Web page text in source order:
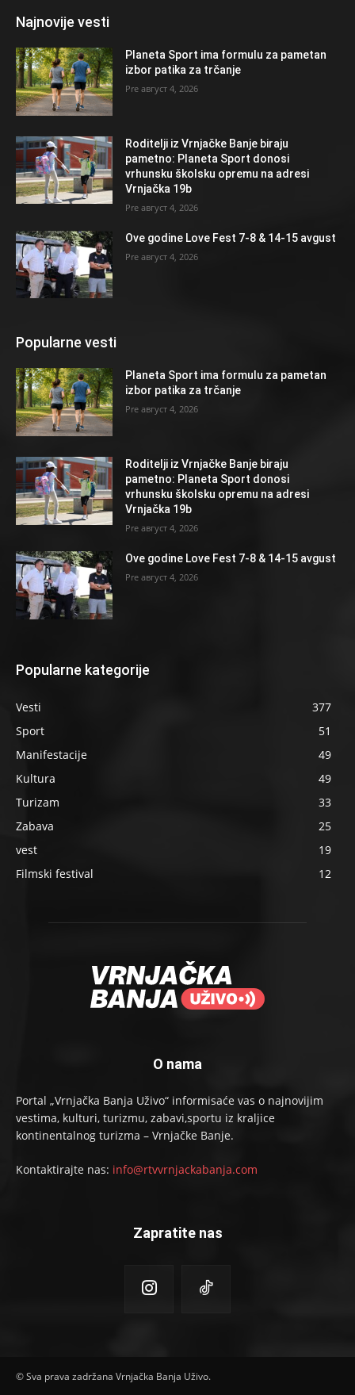
Najnovije vesti
Planeta Sport ima formulu za pametan
izbor patika za trčanje
август 4, 2026
Roditelji iz Vrnjačke Banje biraju
pametno: Planeta Sport donosi
vrhunsku školsku opremu na adresi
Vrnjačka 19b
август 4, 2026
Ove godine Love Fest 7-8 & 14-15 avgust
август 4, 2026
Popularne vesti
Planeta Sport ima formulu za pametan
izbor patika za trčanje
август 4, 2026
Roditelji iz Vrnjačke Banje biraju
pametno: Planeta Sport donosi
vrhunsku školsku opremu na adresi
Vrnjačka 19b
август 4, 2026
Ove godine Love Fest 7-8 & 14-15 avgust
август 4, 2026
Popularne kategorije
Vesti
377
Sport
51
Manifestacije
49
Kultura
49
Turizam
33
Zabava
25
vest
19
Filmski festival
12
O nama
Portal „Vrnjačka Banja Uživo“ informisaće vas o najnovijim
vestima, kulturi, turizmu, zabavi,sportu iz kraljice
kontinentalnog turizma – Vrnjačke Banje.
Kontaktirajte nas: info@rtvvrnjackabanja.com
Zapratite nas
© Sva prava zadržana Vrnjačka Banja Uživo.